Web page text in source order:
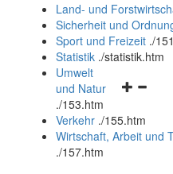
und
schließen
Land- und
Sicherheit und
Sport und Freizeit ./
Statistik ./statistik.htm
und
schließen
Umwelt
und Natur
./153.htm
Verkehr ./155.htm
Wirtschaft, Arbeit und
./157.htm